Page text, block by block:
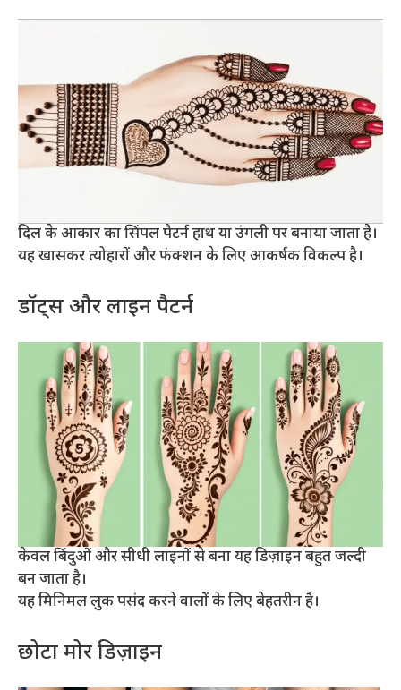
दिल के आकार का सिंपल पैटर्न हाथ या उंगली पर बनाया जाता है।
यह खासकर त्योहारों और फंक्शन के लिए आकर्षक विकल्प है।
डॉट्स और लाइन पैटर्न
केवल बिंदुओं और सीधी लाइनों से बना यह डिज़ाइन बहुत जल्दी
बन जाता है।
यह मिनिमल लुक पसंद करने वालों के लिए बेहतरीन है।
छोटा मोर डिज़ाइन